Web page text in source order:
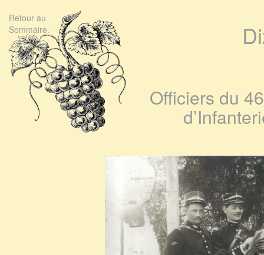
Retour au
Sommaire.
Officiers du